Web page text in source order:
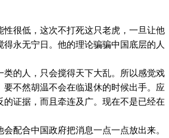
很低，这次不打死这只老虎，一旦让他
永无宁日。他的理论骗骗中国底层的人
的人，只会搅得天下大乱。所以感觉戏
不然胡温不会在临退休的时候出手。应
证据，而且牵连及广。现在不是已经在
配合中国政府把消息一点一点放出来。